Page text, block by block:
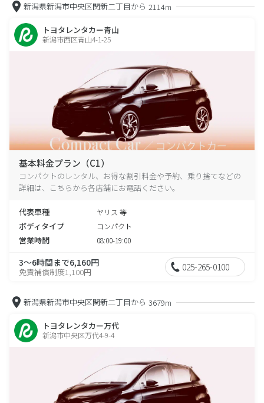
新潟県新潟市中央区関新二丁目から 2114m
トヨタレンタカー青山
新潟市西区青山4-1-25
基本料金プラン（C1）
コンパクトのレンタル、お得な割引料金や予約、乗り捨てなどの
詳細は、こちらから各店舗にお電話ください。
代表車種 ヤリス 等
ボディタイプ コンパクト
営業時間 08:00-19:00
3～6時間まで6,160円
免責補償制度1,100円 025-265-0100
新潟県新潟市中央区関新二丁目から 3679m
トヨタレンタカー万代
新潟市中央区万代4-9-4